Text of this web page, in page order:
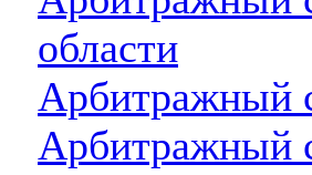
области
Арбитражный
Арбитражный